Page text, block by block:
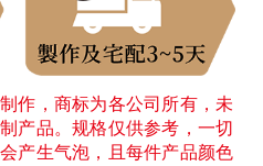
作，商标为各公司所有，未
产品。规格仅供参考，一切
产生气泡，且每件产品颜色